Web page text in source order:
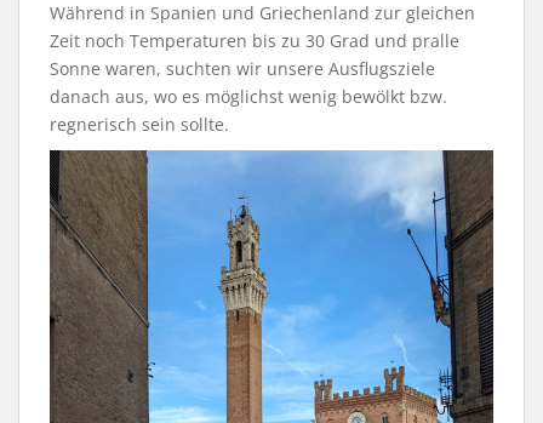
Während in Spanien und Griechenland zur gleichen
Zeit noch Temperaturen bis zu 30 Grad und pralle
Sonne waren, suchten wir unsere Ausflugsziele
danach aus, wo es möglichst wenig bewölkt bzw.
regnerisch sein sollte.